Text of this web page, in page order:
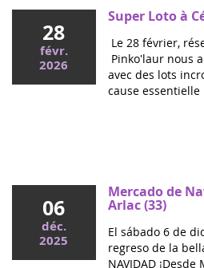
Ce mercredi, le député Vincent
Grandir Sans Cancer et Eva
de vie et lutte contre les cancers,
handicaps de l'enfant" à l'...
28
févr.
2026
Super Loto à
Le 28 février,
Pinko'laur nous
avec des lots
cause essentielle
06
déc.
2025
Mercado de
Arlac (33)
El sábado 6 de
regreso de la
NAVIDAD